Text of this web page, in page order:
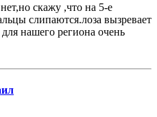
скажу ,что на 5-е
слипаются.лоза вызревает
нашего региона очень